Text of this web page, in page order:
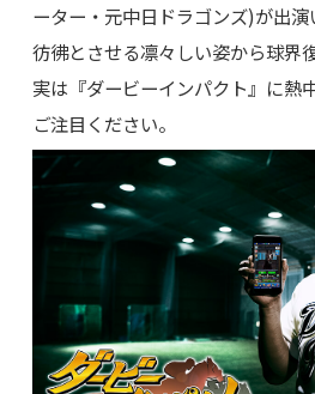
ーター・元中日ドラゴンズ)が出
彷彿とさせる凛々しい姿から球界
実は『ダービーインパクト』に熱
ご注目ください。